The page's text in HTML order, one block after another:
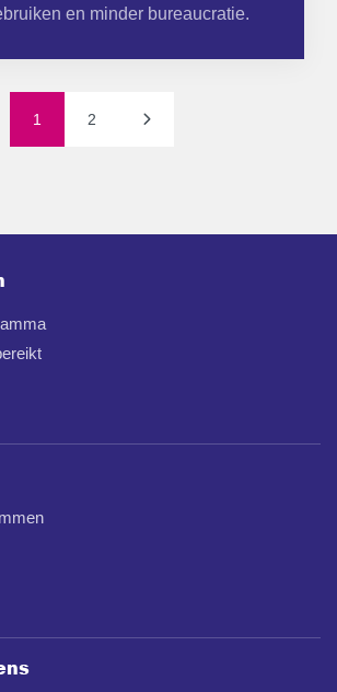
en minder bureaucratie.
1 2